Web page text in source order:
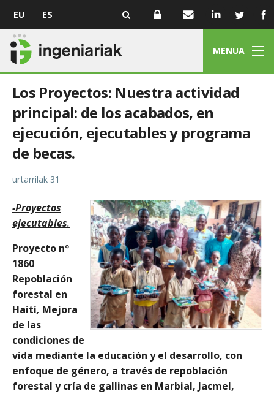
EU ES
MENUA
Los Proyectos: Nuestra actividad
principal: de los acabados, en
ejecución, ejecutables y programa
de becas.
urtarrilak 31
-Proyectos
ejecutables.
Proyecto nº
1860
Repoblación
forestal en
Haití, Mejora
de las
condiciones de
vida mediante la educación y el desarrollo, con
enfoque de género, a través de repoblación
forestal y cría de gallinas en Marbial, Jacmel,